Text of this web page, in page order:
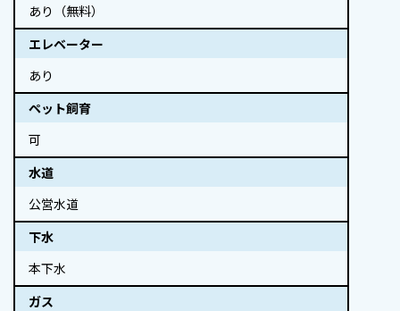
あり（無料）
エレベーター
あり
ペット飼育
可
水道
公営水道
下水
本下水
ガス